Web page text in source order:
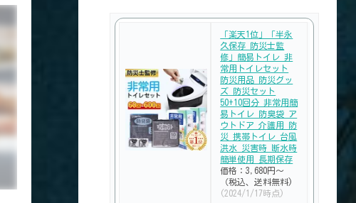
「楽天1位」「半永
久保存 防災士監
修」簡易トイレ 非
常用トイレセット
防災用品 防災グッ
ズ 防災セット
50+10回分 非常用簡
易トイレ 防臭袋 ア
ウトドア 介護用 防
災 携帯トイレ 台風
洪水 災害時 断水時
簡単使用 長期保存
価格：3,680円～
（税込、送料無料)
(2024/1/17時点)